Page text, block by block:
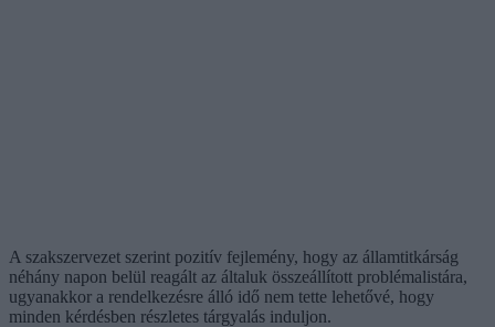
A szakszervezet szerint pozitív fejlemény, hogy az államtitkárság
néhány napon belül reagált az általuk összeállított problémalistára,
ugyanakkor a rendelkezésre álló idő nem tette lehetővé, hogy
minden kérdésben részletes tárgyalás induljon.